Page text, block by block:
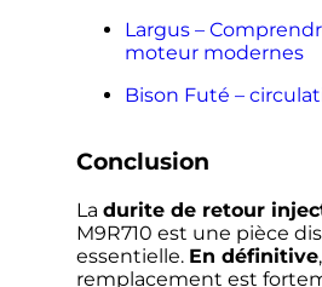
Largus –
moteur modernes
Bison Futé –
Conclusion
La durite de retour
M9R710 est une pièce
essentielle. En définitive
remplacement est